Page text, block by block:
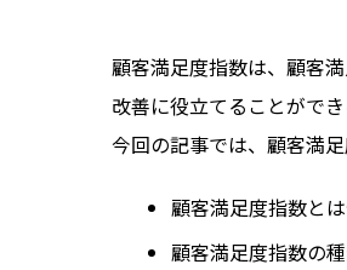
顧客満足度指数は、顧客
改善に役立てることがで
今回の記事では、顧客満
顧客満足度指数と
顧客満足度指数の